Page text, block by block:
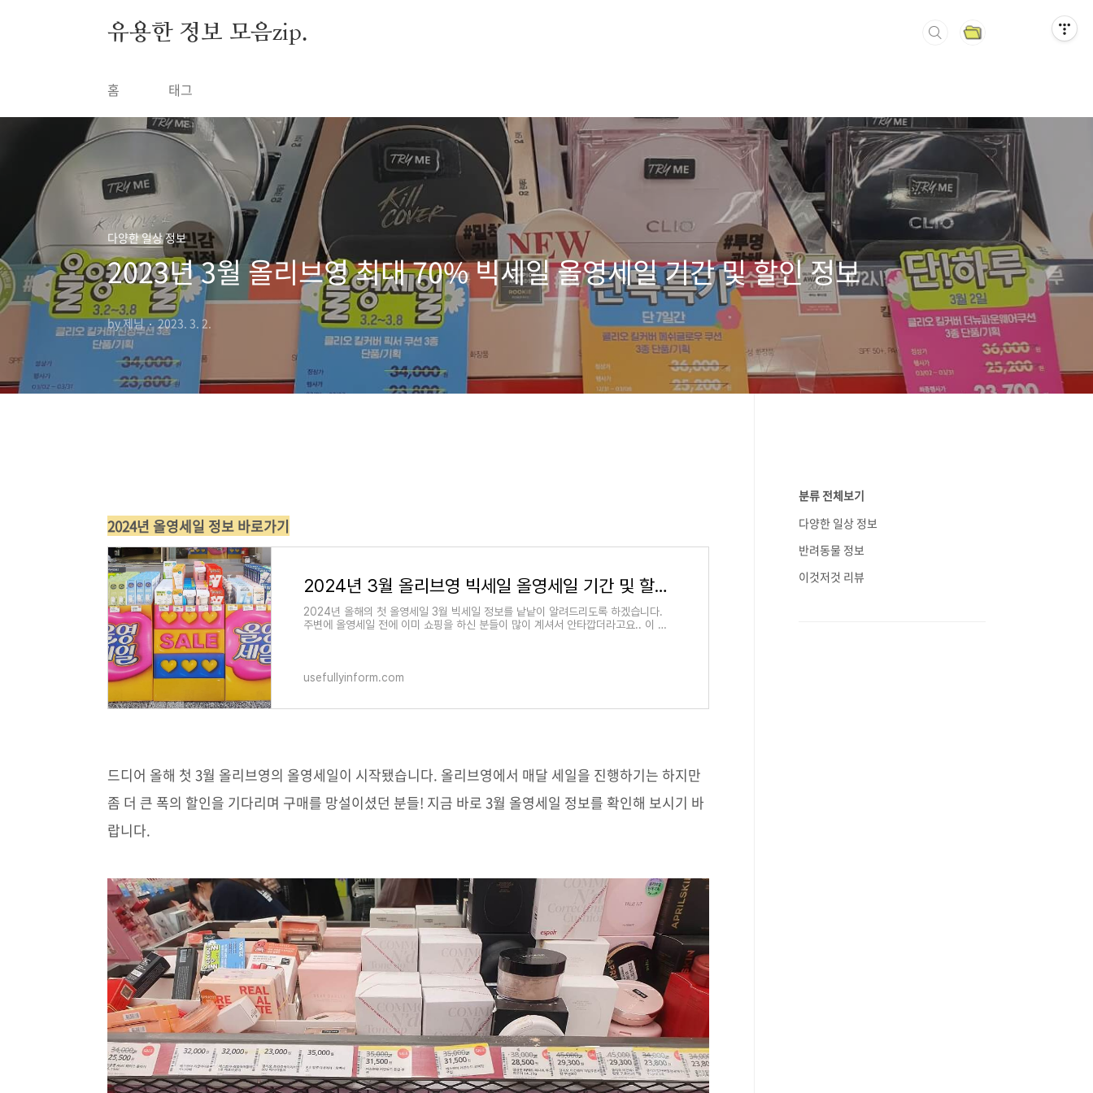
유용한 정보 모음zip.
홈 태그
다양한 일상 정보
2023년 3월 올리브영 최대 70% 빅세일 올영세일 기간 및 할인 정보
by 제님 2023. 3. 2.
2024년 올영세일 정보 바로가기
2024년 3월 올리브영 빅세일 올영세일 기간 및 할인 정보 총정리
2024년 올해의 첫 올영세일 3월 빅세일 정보를 낱낱이 알려드리도록 하겠습니다.
주변에 올영세일 전에 이미 쇼핑을 하신 분들이 많이 계셔서 안타깝더라고요.. 이 글
usefullyinform.com
드디어 올해 첫 3월 올리브영의 올영세일이 시작됐습니다. 올리브영에서 매달 세일을 진행하기는 하지만
좀 더 큰 폭의 할인을 기다리며 구매를 망설이셨던 분들! 지금 바로 3월 올영세일 정보를 확인해 보시기 바
랍니다.
분류 전체보기
다양한 일상 정보
반려동물 정보
이것저것 리뷰